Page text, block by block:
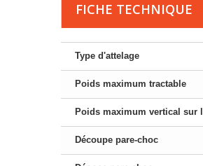
FICHE TECHNIQUE
Type d'attelage
Poids maximum tractable
Poids maximum vertical sur
Découpe pare-choc